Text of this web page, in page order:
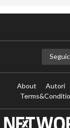
About Autori